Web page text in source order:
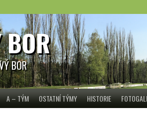
BOR
BOR
A – TÝM OSTATNÍ TÝMY HISTORIE